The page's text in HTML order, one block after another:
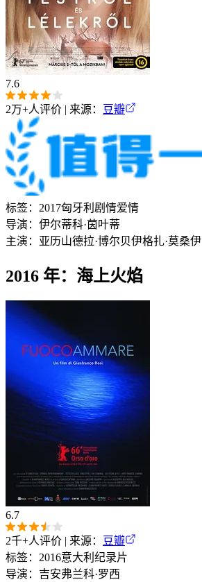
7.6
2万+人评价 | 来源： 豆瓣
标签： 2017匈牙利 剧情爱情
导演： 伊尔蒂科·茵叶蒂
主演： 亚历山德拉·博尔贝伊格扎·莫桑伊
2016 年：海上火焰
6.7
2千+人评价 | 来源：
豆瓣
标签： 2016意大利 纪录片
导演： 吉安弗兰科·罗西